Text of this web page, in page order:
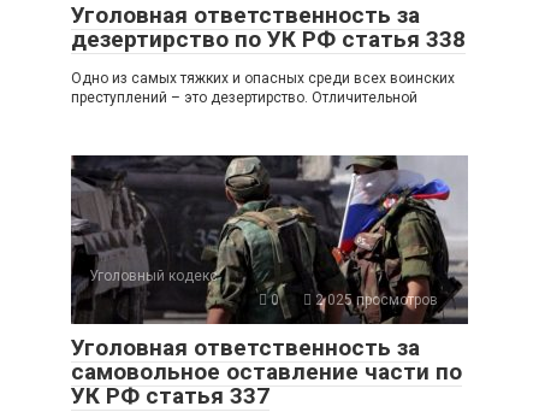
Уголовная ответственность за
дезертирство по УК РФ статья 338
Одно из самых тяжких и опасных среди всех воинских
преступлений – это дезертирство. Отличительной
Уголовный кодекс
0
2 025 просмотров
Уголовная ответственность за
самовольное оставление части по
УК РФ статья 337